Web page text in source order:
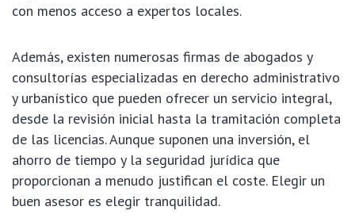
con menos acceso a expertos locales.
Además, existen numerosas firmas de abogados y
consultorías especializadas en derecho administrativo
y urbanístico que pueden ofrecer un servicio integral,
desde la revisión inicial hasta la tramitación completa
de las licencias. Aunque suponen una inversión, el
ahorro de tiempo y la seguridad jurídica que
proporcionan a menudo justifican el coste. Elegir un
buen asesor es elegir tranquilidad.